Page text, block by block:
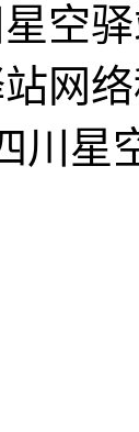
空
网
川星